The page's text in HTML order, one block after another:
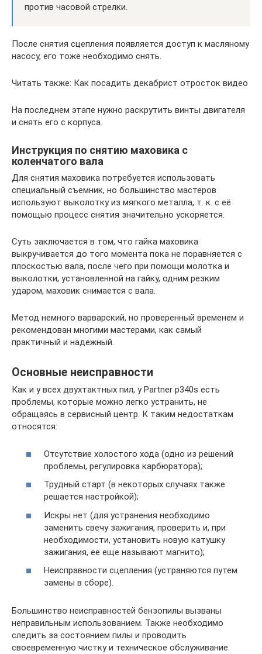
против часовой стрелки.
После снятия сцепления появляется доступ к масляному
насосу, его тоже необходимо снять.
Читать также: Как посадить декабрист отросток видео
На последнем этапе нужно раскрутить винты двигателя
и снять его с корпуса.
Инструкция по снятию маховика с
коленчатого вала
Для снятия маховика потребуется использовать
специальный съемник, но большинство мастеров
используют выколотку из мягкого металла, т. к. с её
помощью процесс снятия значительно ускоряется.
Суть заключается в том, что гайка маховика
выкручивается до того момента пока не поравняется с
плоскостью вала, после чего при помощи молотка и
выколотки, установленной на гайку, одним резким
ударом, маховик снимается с вала.
Метод немного варварский, но проверенный временем и
рекомендован многими мастерами, как самый
практичный и надежный.
Основные неисправности
Как и у всех двухтактных пил, у Partner p340s есть
проблемы, которые можно легко устранить, не
обращаясь в сервисный центр. К таким недостаткам
относятся:
Отсутствие холостого хода (одно из решений
проблемы, регулировка карбюратора);
Трудный старт (в некоторых случаях также
решается настройкой);
Искры нет (для устранения необходимо
заменить свечу зажигания, проверить и, при
необходимости, установить новую катушку
зажигания, ее еще называют магнито);
Неисправности сцепления (устраняются путем
замены в сборе).
Большинство неисправностей бензопилы вызваны
неправильным использованием. Также необходимо
следить за состоянием пилы и проводить
своевременную чистку и техническое обслуживание.